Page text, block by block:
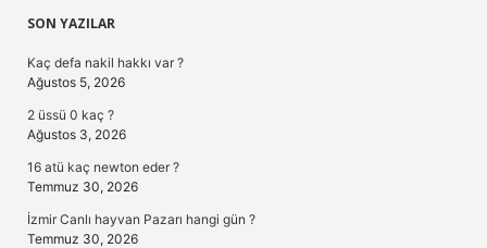
Sidebar
SON YAZILAR
Kaç defa nakil hakkı var ?
Ağustos 5, 2026
2 üssü 0 kaç ?
Ağustos 3, 2026
16 atü kaç newton eder ?
Temmuz 30, 2026
İzmir Canlı hayvan Pazarı hangi gün ?
Temmuz 30, 2026